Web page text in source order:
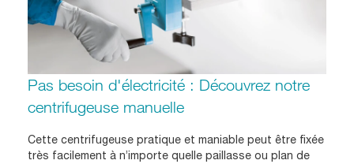
Pas besoin d'électricité : Découvrez notre
centrifugeuse manuelle
Cette centrifugeuse pratique et maniable peut être fixée
très facilement à n’importe quelle paillasse ou plan de